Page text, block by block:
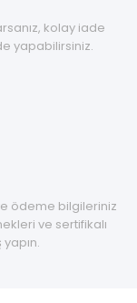
kolay iade
yapabilirsiniz.
ödeme bilgileriniz
ve sertifikalı